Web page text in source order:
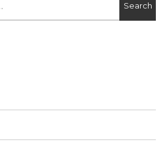
Search